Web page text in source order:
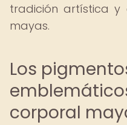
tradición artística y
mayas.
Los
corporal